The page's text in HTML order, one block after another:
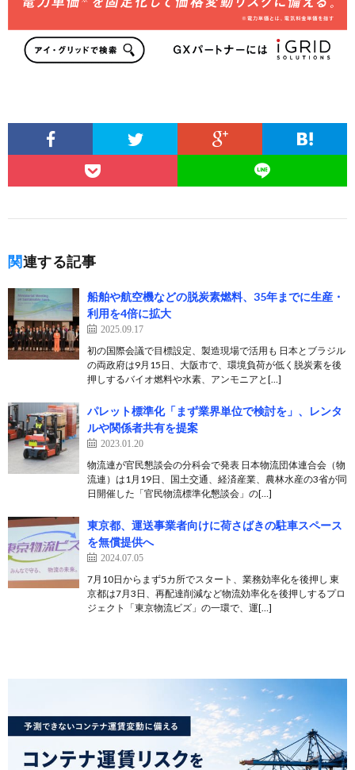
関連する記事
船舶や航空機などの脱炭素燃料、35年までに生産・
利用を4倍に拡大
2025.09.17
初の国際会議で目標設定、製造現場で活用も 日本とブラジル
の両政府は9月15日、大阪市で、環境負荷が低く脱炭素を後
押しするバイオ燃料や水素、アンモニアと[…]
パレット標準化「まず業界単位で検討を」、レンタ
ルや関係者共有を提案
2023.01.20
物流連が官民懇談会の分科会で発表 日本物流団体連合会（物
流連）は1月19日、国土交通、経済産業、農林水産の3省が同
日開催した「官民物流標準化懇談会」の[…]
東京都、運送事業者向けに荷さばきの駐車スペース
を無償提供へ
2024.07.05
7月10日からまず5カ所でスタート、業務効率化を後押し 東
京都は7月3日、再配達削減など物流効率化を後押しするプロ
ジェクト「東京物流ビズ」の一環で、運[…]